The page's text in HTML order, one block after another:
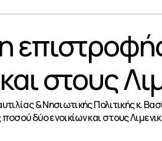
Χορήγηση
στους
& Νησιωτικής Πολιτικής κ.
δύο ενοικίων και στους